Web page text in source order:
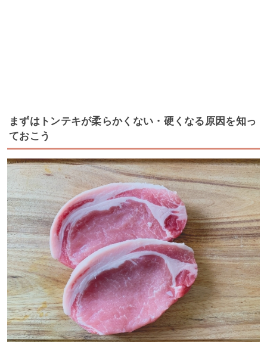
まずはトンテキが柔らかくない・硬くなる原因を知っ
ておこう